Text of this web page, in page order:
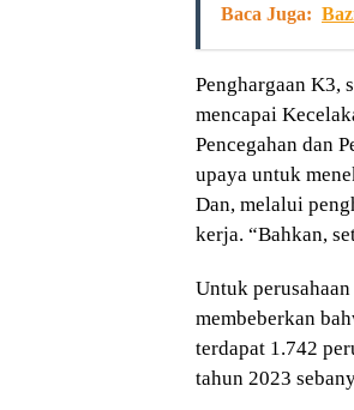
Baca Juga:
Penghargaan K3,
mencapai
Pencegahan dan
upaya untuk
Dan, melalui
kerja. “Bahkan,
Untuk
membeberkan
terdapat 1.742
tahun 2023